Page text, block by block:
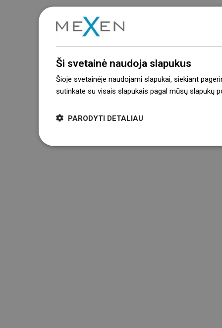
Ši svetainė naudoja slapukus
Šioje svetainėje naudojami slapukai, siekiant
sutinkate su visais slapukais pagal mūsų slapukų
PARODYTI DETALIAU